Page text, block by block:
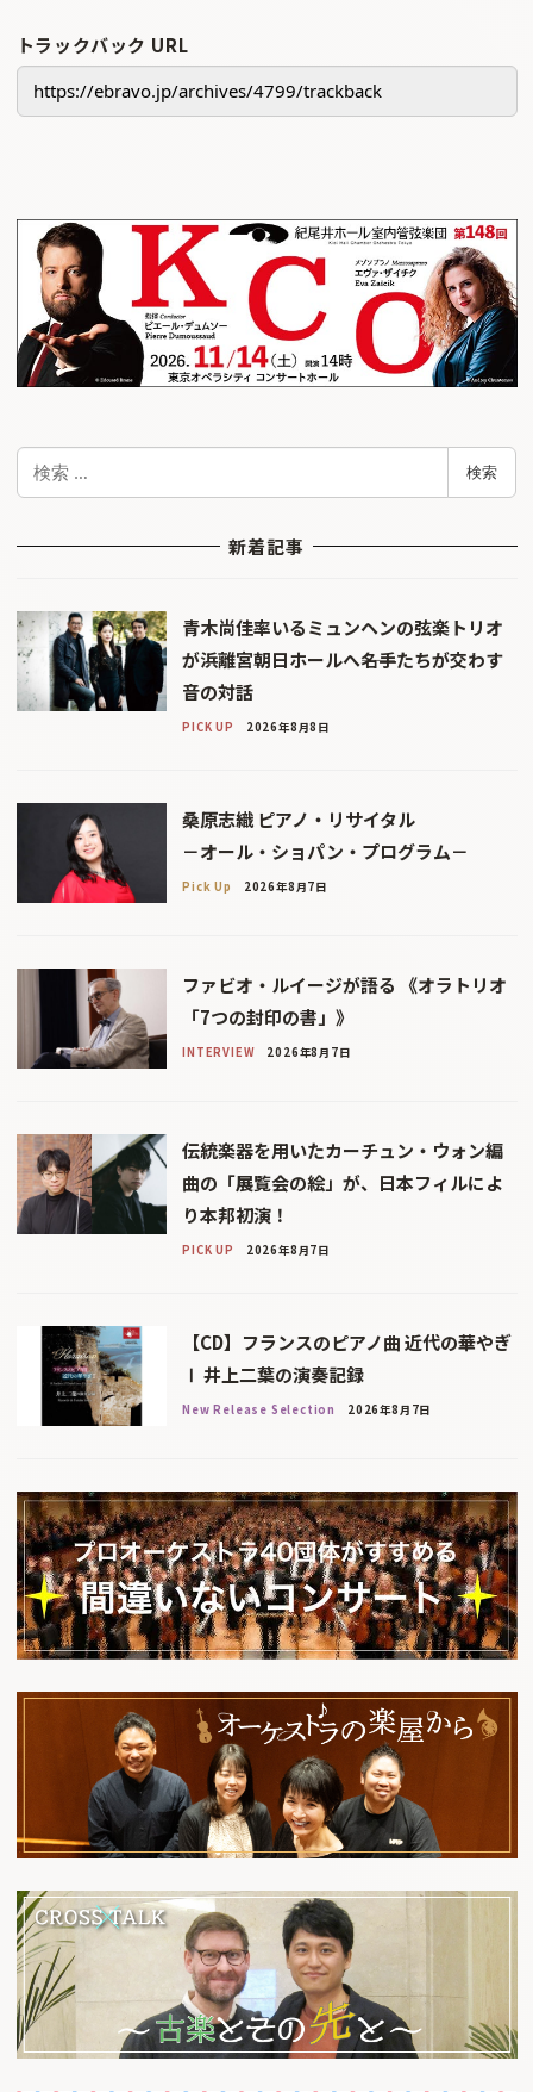
トラックバック URL
検
検索
新着記事
青木尚佳率いるミュンヘンの弦楽トリオ
が浜離宮朝日ホールへ――名手たちが交わす
音の対話
PICK UP 2026年8月8日
桑原志織 ピアノ・リサイタル
－オール・ショパン・プログラム－
Pick Up 2026年8月7日
ファビオ・ルイージが語る 《オラトリオ
「7つの封印の書」》
INTERVIEW 2026年8月7日
伝統楽器を用いたカーチュン・ウォン編
曲の「展覧会の絵」が、日本フィルによ
り本邦初演！
PICK UP 2026年8月7日
【CD】フランスのピアノ曲 近代の華やぎ
Ⅰ 井上二葉の演奏記録
New Release Selection 2026年8月7日